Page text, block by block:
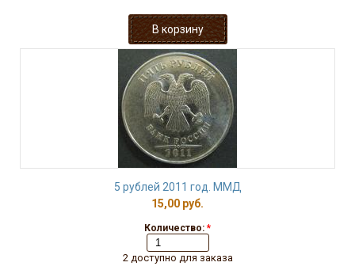
5 рублей 2011 год. ММД
15,00 руб.
Количество: *
2 доступно для заказа